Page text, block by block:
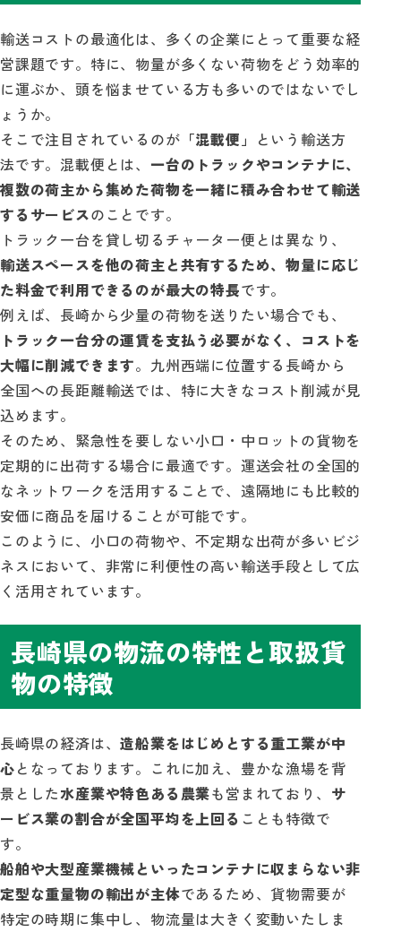
輸送コストの最適化は、多くの企業にとって重要な経
営課題です。特に、物量が多くない荷物をどう効率的
に運ぶか、頭を悩ませている方も多いのではないでし
ょうか。
そこで注目されているのが 「混載便」 という輸送方
法です。混載便とは、 一台のトラックやコンテナに、
複数の荷主から集めた荷物を一緒に積み合わせて輸送
するサービスのことです。
トラック一台を貸し切るチャーター便とは異なり、
輸送スペースを他の荷主と共有するため、物量に応じ
た料金で利用できるのが最大の特長です。
例えば、長崎から少量の荷物を送りたい場合でも、
トラック一台分の運賃を支払う必要がなく、コストを
大幅に削減できます。九州西端に位置する長崎から
全国への長距離輸送では、特に大きなコスト削減が見
込めます。
そのため、緊急性を要しない小口・中ロットの貨物を
定期的に出荷する場合に最適です。運送会社の全国的
なネットワークを活用することで、遠隔地にも比較的
安価に商品を届けることが可能です。
このように、小口の荷物や、不定期な出荷が多いビジ
ネスにおいて、非常に利便性の高い輸送手段として広
く活用されています。
長崎県の物流の特性と取扱貨
物の特徴
長崎県の経済は、造船業をはじめとする重工業が中
心となっております。これに加え、豊かな漁場を背
景とした水産業や特色ある農業も営まれており、 サ
ービス業の割合が全国平均を上回る ことも特徴で
す。
船舶や大型産業機械といったコンテナに収まらない非
定型な重量物の輸出が主体であるため、貨物需要が
特定の時期に集中し、物流量は大きく変動いたしま